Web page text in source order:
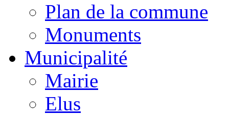
Plan de la commune
Monuments
Municipalité
Mairie
Elus